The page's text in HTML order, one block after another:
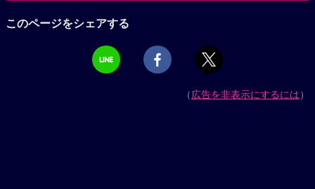
このページをシェアする
（広告を非表示にするには）